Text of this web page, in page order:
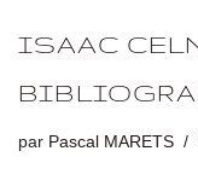
ISAAC
par Pascal MARETS